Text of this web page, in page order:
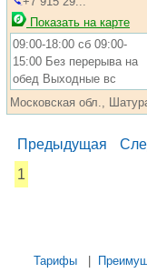
Показать на карте
09:00-18:00 сб 09:00-
15:00 Без перерыва на
обед Выходные вс
Московская обл.,
Предыдущая
1
Тарифы